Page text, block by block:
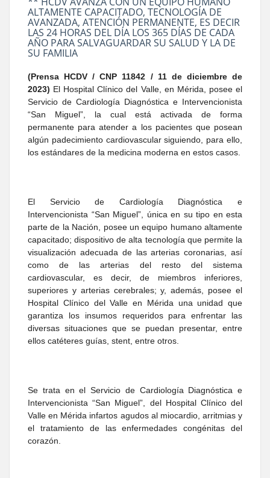
ALTAMENTE CAPACITADO, TECNOLOGÍA DE
AVANZADA, ATENCIÓN PERMANENTE, ES DECIR
LAS 24 HORAS DEL DÍA LOS 365 DÍAS DE CADA
AÑO PARA SALVAGUARDAR SU SALUD Y LA DE
SU FAMILIA
(Prensa HCDV / CNP 11842 / 11 de diciembre de
2023) El Hospital Clínico del Valle, en Mérida, posee el
Servicio de Cardiología Diagnóstica e Intervencionista
“San Miguel”, la cual está activada de forma
permanente para atender a los pacientes que posean
algún padecimiento cardiovascular siguiendo, para ello,
los estándares de la medicina moderna en estos casos.
El Servicio de Cardiología Diagnóstica e
Intervencionista “San Miguel”, única en su tipo en esta
parte de la Nación, posee un equipo humano altamente
capacitado; dispositivo de alta tecnología que permite la
visualización adecuada de las arterias coronarias, así
como de las arterias del resto del sistema
cardiovascular, es decir, de miembros inferiores,
superiores y arterias cerebrales; y, además, posee el
Hospital Clínico del Valle en Mérida una unidad que
garantiza los insumos requeridos para enfrentar las
diversas situaciones que se puedan presentar, entre
ellos catéteres guías, stent, entre otros.
Se trata en el Servicio de Cardiología Diagnóstica e
Intervencionista “San Miguel”, del Hospital Clínico del
Valle en Mérida infartos agudos al miocardio, arritmias y
el tratamiento de las enfermedades congénitas del
corazón.